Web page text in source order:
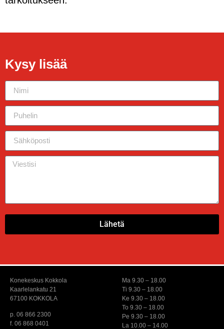
Kysy lisää
Lähetä
Konekeskus Kokkola
Kaarlelankatu 21
67100 KOKKOLA
p. 06 866 2300
f. 06 868 0401
Ma 9.30 – 18.00
Ti 9.30 – 18.00
Ke 9.30 – 18.00
To 9.30 – 18.00
Pe 9.30 – 18.00
La 10.00 – 14.00